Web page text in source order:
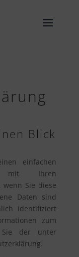
Blick
einfachen
mit Ihren
wenn Sie diese
Daten sind
identifiziert
zum
Sie der unter